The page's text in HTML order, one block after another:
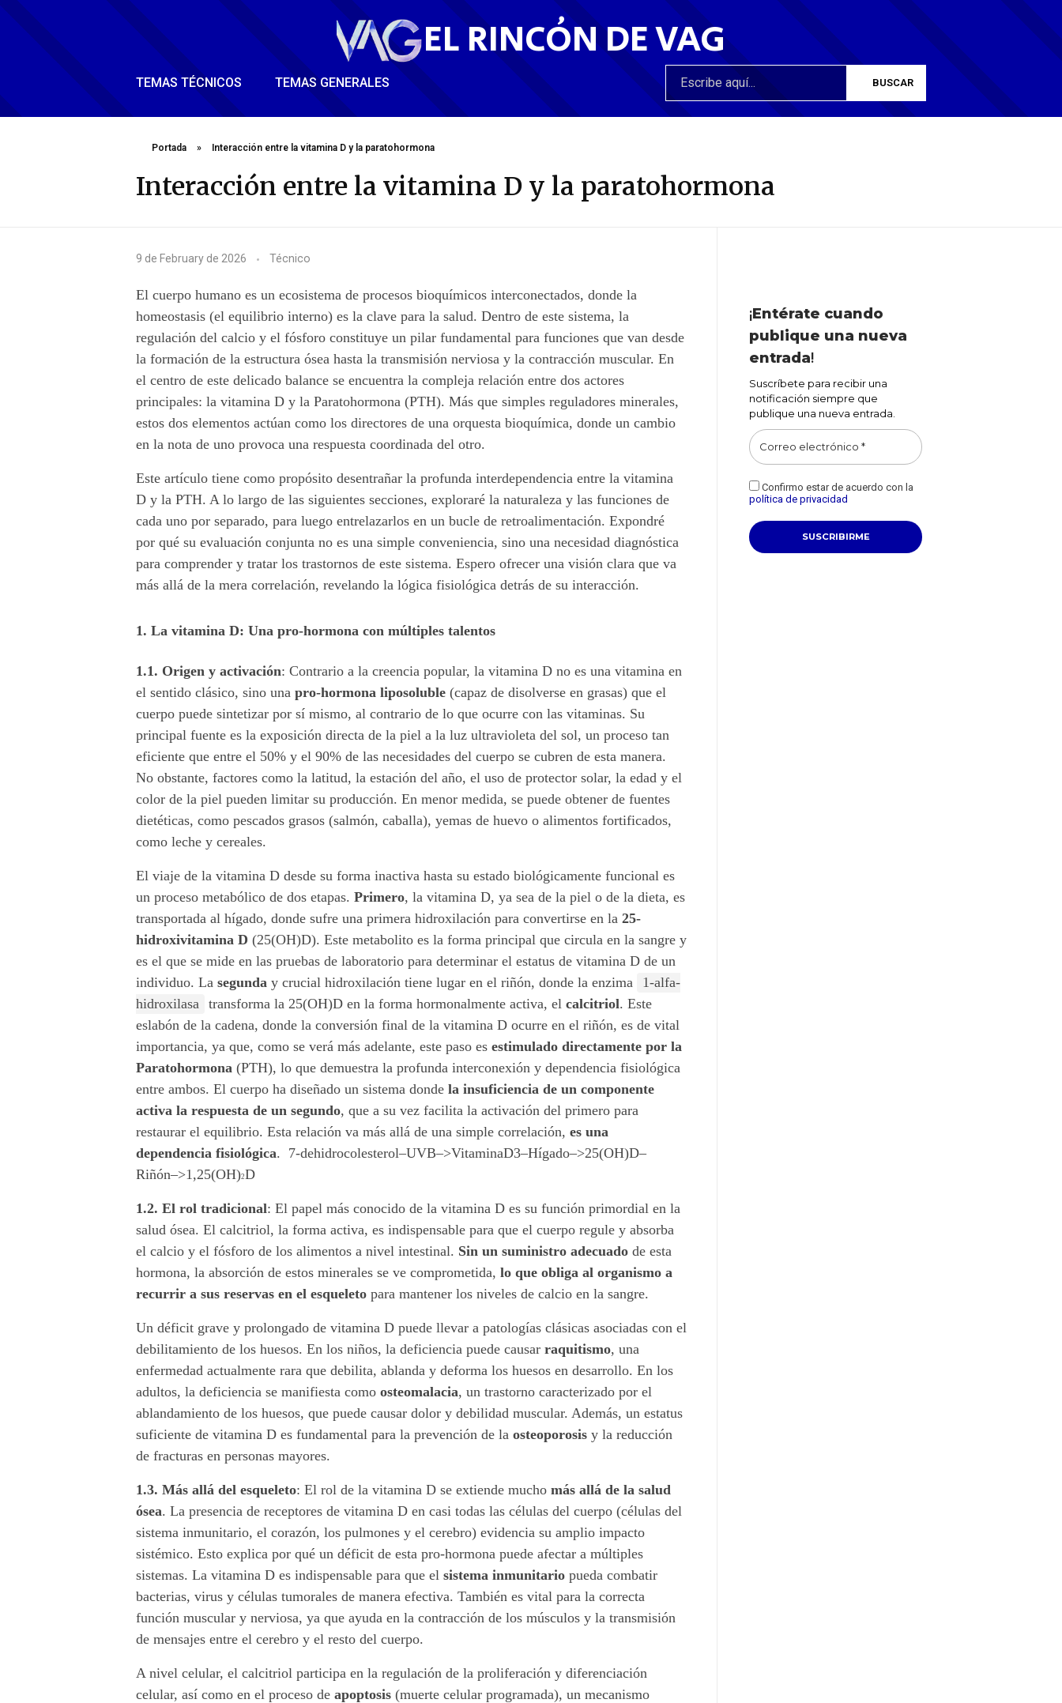
EL RINCÓN DE VAG
TEMAS TÉCNICOS TEMAS GENERALES
Portada » Interacción entre la vitamina D y la paratohormona
Interacción entre la vitamina D y la paratohormona
I
n
t
e
r
a
c
c
i
ó
n
t
r
e
l
a
v
i
t
a
m
i
n
a
D
y
l
a
p
a
a
t
o
h
o
r
m
o
n
a
9 de February de 2026 Técnico
El cuerpo humano es un ecosistema de procesos bioquímicos interconectados, donde la
homeostasis (el equilibrio interno) es la clave para la salud. Dentro de este sistema, la
regulación del calcio y el fósforo constituye un pilar fundamental para funciones que van desde
la formación de la estructura ósea hasta la transmisión nerviosa y la contracción muscular. En
el centro de este delicado balance se encuentra la compleja relación entre dos actores
principales: la vitamina D y la Paratohormona (PTH). Más que simples reguladores minerales,
estos dos elementos actúan como los directores de una orquesta bioquímica, donde un cambio
en la nota de uno provoca una respuesta coordinada del otro.
Este artículo tiene como propósito desentrañar la profunda interdependencia entre la vitamina
D y la PTH. A lo largo de las siguientes secciones, exploraré la naturaleza y las funciones de
cada uno por separado, para luego entrelazarlos en un bucle de retroalimentación. Expondré
por qué su evaluación conjunta no es una simple conveniencia, sino una necesidad diagnóstica
para comprender y tratar los trastornos de este sistema. Espero ofrecer una visión clara que va
más allá de la mera correlación, revelando la lógica fisiológica detrás de su interacción.
1. La vitamina D: Una pro-hormona con múltiples talentos
1.1. Origen y activación: Contrario a la creencia popular, la vitamina D no es una vitamina en
el sentido clásico, sino una pro-hormona liposoluble (capaz de disolverse en grasas) que el
cuerpo puede sintetizar por sí mismo, al contrario de lo que ocurre con las vitaminas. Su
principal fuente es la exposición directa de la piel a la luz ultravioleta del sol, un proceso tan
eficiente que entre el 50% y el 90% de las necesidades del cuerpo se cubren de esta manera.
No obstante, factores como la latitud, la estación del año, el uso de protector solar, la edad y el
color de la piel pueden limitar su producción. En menor medida, se puede obtener de fuentes
dietéticas, como pescados grasos (salmón, caballa), yemas de huevo o alimentos fortificados,
como leche y cereales.
El viaje de la vitamina D desde su forma inactiva hasta su estado biológicamente funcional es
un proceso metabólico de dos etapas. Primero, la vitamina D, ya sea de la piel o de la dieta, es
transportada al hígado, donde sufre una primera hidroxilación para convertirse en la 25-
hidroxivitamina D (25(OH)D). Este metabolito es la forma principal que circula en la sangre y
es el que se mide en las pruebas de laboratorio para determinar el estatus de vitamina D de un
individuo. La segunda y crucial hidroxilación tiene lugar en el riñón, donde la enzima
1-alfa-
hidroxilasa
transforma la 25(OH)D en la forma hormonalmente activa, el calcitriol. Este
eslabón de la cadena, donde la conversión final de la vitamina D ocurre en el riñón, es de vital
importancia, ya que, como se verá más adelante, este paso es estimulado directamente por la
Paratohormona (PTH), lo que demuestra la profunda interconexión y dependencia fisiológica
entre ambos. El cuerpo ha diseñado un sistema donde la insuficiencia de un componente
activa la respuesta de un segundo, que a su vez facilita la activación del primero para
restaurar el equilibrio. Esta relación va más allá de una simple correlación, es una
dependencia fisiológica. 7-dehidrocolesterol–UVB–>VitaminaD3–Hígado–>25(OH)D–
Riñón–>1,25(OH)2D
1.2. El rol tradicional: El papel más conocido de la vitamina D es su función primordial en la
salud ósea. El calcitriol, la forma activa, es indispensable para que el cuerpo regule y absorba
el calcio y el fósforo de los alimentos a nivel intestinal. Sin un suministro adecuado de esta
hormona, la absorción de estos minerales se ve comprometida, lo que obliga al organismo a
recurrir a sus reservas en el esqueleto para mantener los niveles de calcio en la sangre.
Un déficit grave y prolongado de vitamina D puede llevar a patologías clásicas asociadas con el
debilitamiento de los huesos. En los niños, la deficiencia puede causar raquitismo, una
enfermedad actualmente rara que debilita, ablanda y deforma los huesos en desarrollo. En los
adultos, la deficiencia se manifiesta como osteomalacia, un trastorno caracterizado por el
ablandamiento de los huesos, que puede causar dolor y debilidad muscular. Además, un estatus
suficiente de vitamina D es fundamental para la prevención de la osteoporosis y la reducción
de fracturas en personas mayores.
1.3. Más allá del esqueleto: El rol de la vitamina D se extiende mucho más allá de la salud
ósea. La presencia de receptores de vitamina D en casi todas las células del cuerpo (células del
sistema inmunitario, el corazón, los pulmones y el cerebro) evidencia su amplio impacto
sistémico. Esto explica por qué un déficit de esta pro-hormona puede afectar a múltiples
sistemas. La vitamina D es indispensable para que el sistema inmunitario pueda combatir
bacterias, virus y células tumorales de manera efectiva. También es vital para la correcta
función muscular y nerviosa, ya que ayuda en la contracción de los músculos y la transmisión
de mensajes entre el cerebro y el resto del cuerpo.
A nivel celular, el calcitriol participa en la regulación de la proliferación y diferenciación
celular, así como en el proceso de apoptosis (muerte celular programada), un mecanismo
¡Entérate cuando
publique una nueva
entrada!
Suscríbete para recibir una
notificación siempre que
publique una nueva entrada.
Confirmo estar de acuerdo con la
política de privacidad